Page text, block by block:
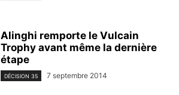
Alinghi remporte le Vulcain
Trophy avant même la dernière
étape
DÉCISION 35 7 septembre 2014